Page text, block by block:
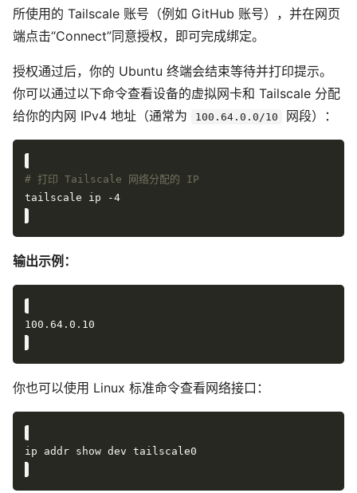
所使用的 Tailscale 账号（例如 GitHub 账号），并在网页
端点击“Connect”同意授权，即可完成绑定。
授权通过后，你的 Ubuntu 终端会结束等待并打印提示。
你可以通过以下命令查看设备的虚拟网卡和 Tailscale 分配
给你的内网 IPv4 地址（通常为
100.64.0.0/10 网段）：
# 打印 Tailscale 网络分配的 IP
输出示例：
你也可以使用 Linux 标准命令查看网络接口：